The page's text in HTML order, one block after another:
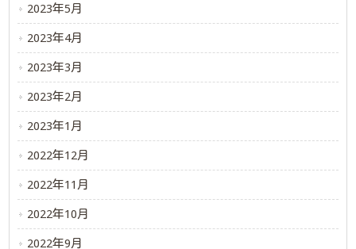
2023年5月
2023年4月
2023年3月
2023年2月
2023年1月
2022年12月
2022年11月
2022年10月
2022年9月